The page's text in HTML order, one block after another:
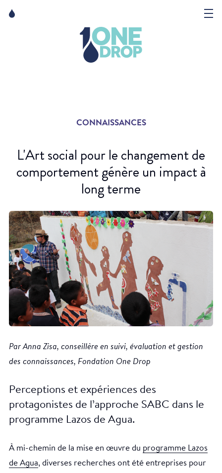
CONNAISSANCES
L'Art social pour le changement de
comportement génère un impact à
long terme
Par Anna Zisa, conseillère en suivi, évaluation et gestion
des connaissances, Fondation One Drop
Perceptions et expériences des
protagonistes de l’approche SABC dans le
programme Lazos de Agua.
À mi-chemin de la mise en œuvre du programme Lazos
de Agua, diverses recherches ont été entreprises pour